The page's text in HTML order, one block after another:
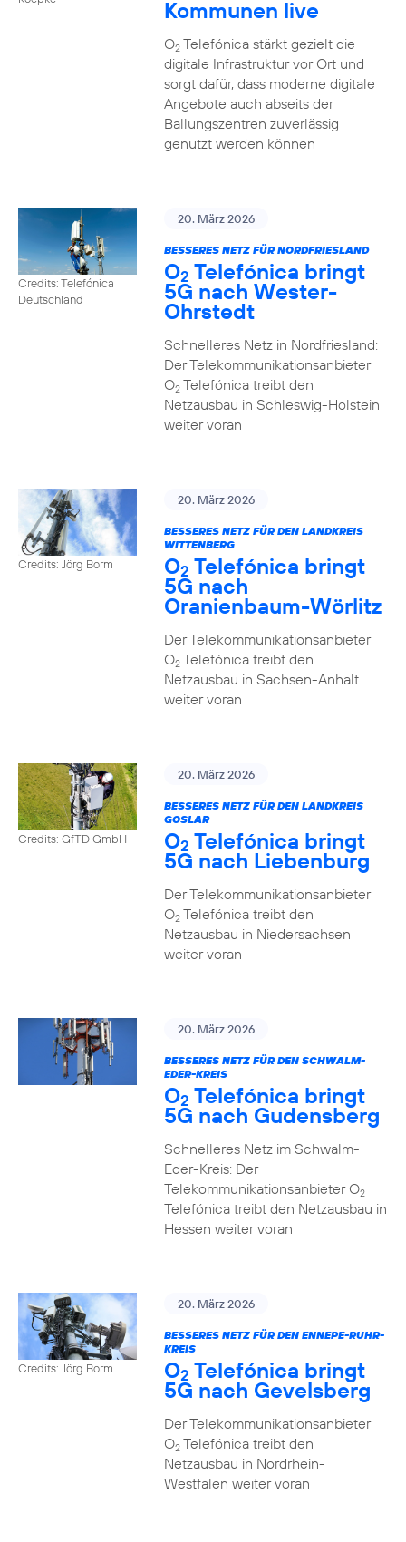
Kommunen live
O2Telefónica stärkt gezielt die
digitale Infrastruktur vor Ort und
sorgt dafür, dass moderne digitale
Angebote auch abseits der
Ballungszentren zuverlässig
genutzt werden können
Credits: Telefónica
Deutschland
20. März 2026
BESSERES NETZ FÜR NORDFRIESLAND
O2 Telefónica bringt
5G nach Wester-
Ohrstedt
Schnelleres Netz in Nordfriesland:
Der Telekommunikationsanbieter
O2Telefónica treibt den
Netzausbau in Schleswig-Holstein
weiter voran
Credits: Jörg Borm
20. März 2026
BESSERES NETZ FÜR DEN LANDKREIS
WITTENBERG
O2 Telefónica bringt
5G nach
Oranienbaum-Wörlitz
Der Telekommunikationsanbieter
O2Telefónica treibt den
Netzausbau in Sachsen-Anhalt
weiter voran
Credits: GfTD GmbH
20. März 2026
BESSERES NETZ FÜR DEN LANDKREIS
GOSLAR
O2 Telefónica bringt
5G nach Liebenburg
Der Telekommunikationsanbieter
O2Telefónica treibt den
Netzausbau in Niedersachsen
weiter voran
20. März 2026
BESSERES NETZ FÜR DEN SCHWALM-
EDER-KREIS
O2 Telefónica bringt
5G nach Gudensberg
Schnelleres Netz im Schwalm-
Eder-Kreis: Der
Telekommunikationsanbieter O2
Telefónica treibt den Netzausbau in
Hessen weiter voran
Credits: Jörg Borm
20. März 2026
BESSERES NETZ FÜR DEN ENNEPE-RUHR-
KREIS
O2 Telefónica bringt
5G nach Gevelsberg
Der Telekommunikationsanbieter
O2Telefónica treibt den
Netzausbau in Nordrhein-
Westfalen weiter voran